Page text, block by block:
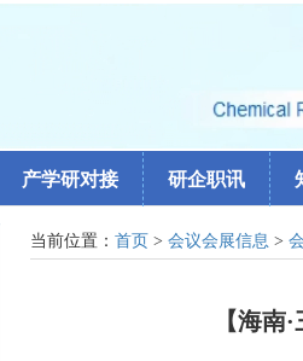
产学研对接 研企职讯
当前位置： 首页 > 会议会展信息 >
【海南